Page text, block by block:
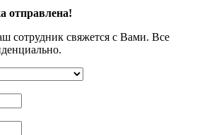
отправлена!
сотрудник свяжется с Вами. Все